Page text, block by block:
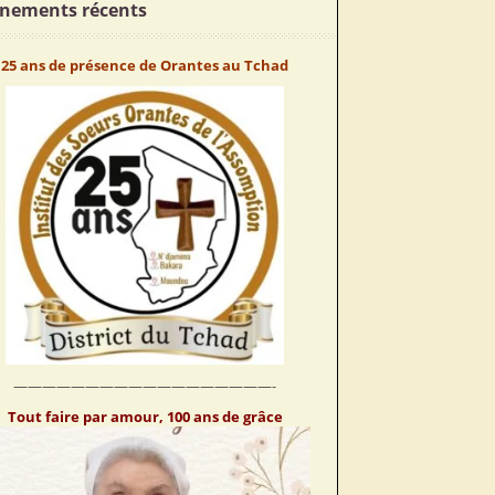
récents
25 ans de présence de Orantes au Tchad
——————————————————-
Tout faire par amour, 100 ans de grâce